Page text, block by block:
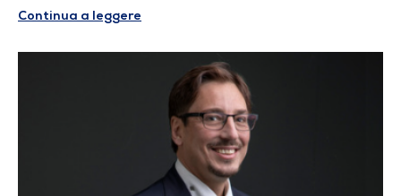
Continua a leggere